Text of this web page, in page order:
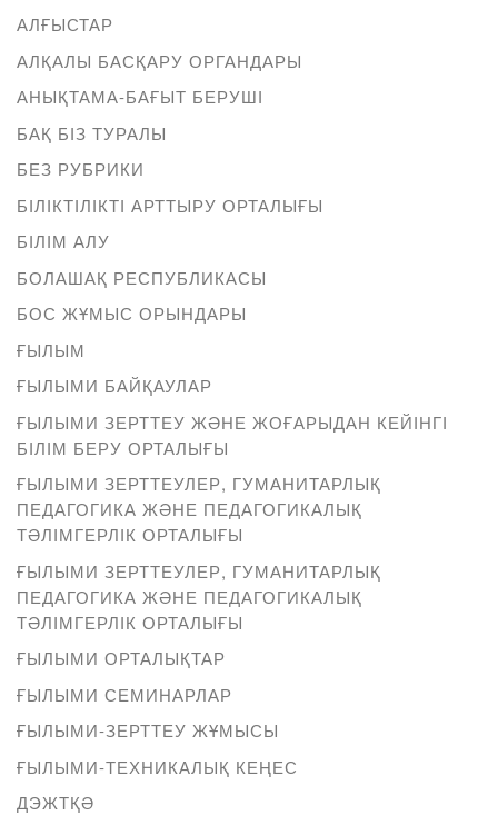
АЛҒЫСТАР
АЛҚАЛЫ БАСҚАРУ ОРГАНДАРЫ
АНЫҚТАМА-БАҒЫТ БЕРУШІ
БАҚ БІЗ ТУРАЛЫ
БЕЗ РУБРИКИ
БІЛІКТІЛІКТІ АРТТЫРУ ОРТАЛЫҒЫ
БІЛІМ АЛУ
БОЛАШАҚ РЕСПУБЛИКАСЫ
БОС ЖҰМЫС ОРЫНДАРЫ
ҒЫЛЫМ
ҒЫЛЫМИ БАЙҚАУЛАР
ҒЫЛЫМИ ЗЕРТТЕУ ЖӘНЕ ЖОҒАРЫДАН КЕЙІНГІ
БІЛІМ БЕРУ ОРТАЛЫҒЫ
ҒЫЛЫМИ ЗЕРТТЕУЛЕР, ГУМАНИТАРЛЫҚ
ПЕДАГОГИКА ЖӘНЕ ПЕДАГОГИКАЛЫҚ
ТӘЛІМГЕРЛІК ОРТАЛЫҒЫ
ҒЫЛЫМИ ЗЕРТТЕУЛЕР, ГУМАНИТАРЛЫҚ
ПЕДАГОГИКА ЖӘНЕ ПЕДАГОГИКАЛЫҚ
ТӘЛІМГЕРЛІК ОРТАЛЫҒЫ
ҒЫЛЫМИ ОРТАЛЫҚТАР
ҒЫЛЫМИ СЕМИНАРЛАР
ҒЫЛЫМИ-ЗЕРТТЕУ ЖҰМЫСЫ
ҒЫЛЫМИ-ТЕХНИКАЛЫҚ КЕҢЕС
ДЭЖТҚӘ